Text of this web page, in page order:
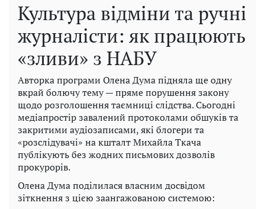
Культура відміни та ручні
журналісти: як працюють
«зливи» з НАБУ
Авторка програми Олена Дума підняла ще одну
вкрай болючу тему — пряме порушення закону
щодо розголошення таємниці слідства. Сьогодні
медіапростір завалений протоколами обшуків та
закритими аудіозаписами, які блогери та
«розслідувачі» на кшталт Михайла Ткача
публікують без жодних письмових дозволів
прокурорів.
Олена Дума поділилася власним досвідом
зіткнення з цією заангажованою системою: